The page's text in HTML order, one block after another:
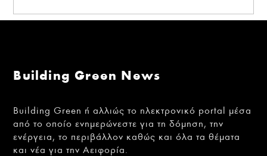
Building Green News
Building Green ή αλλιώς το ηλεκτρονικό portal μέσα
από το οποίο ενημερώνεστε για τη δόμηση, την
ενέργεια, το περιβάλλον καθώς και όλα τα θέματα
και νέα για την Αειφορία.